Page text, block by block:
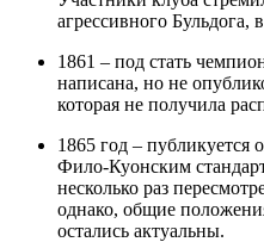
агрессивного
1861 – под стать
написана, но не
которая не получила
1865 год – публикуется
Фило-Куонским
несколько раз
однако, общие
остались актуальны.